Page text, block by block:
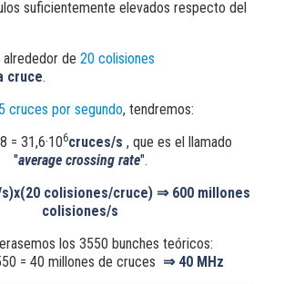
suficientemente elevados respecto del
alrededor de 20 colisiones
cruce.
cruces por segundo, tendremos:
= 31,6·106cruces/s , que es el llamado
"average crossing rate".
colisiones/cruce) ⇒ 600 millones
colisiones/s
los 3550 bunches teóricos:
= 40 millones de cruces ⇒ 40 MHz